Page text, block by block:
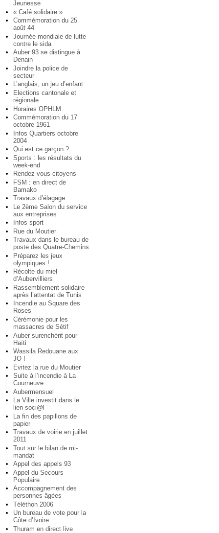
Jeunesse
« Café solidaire »
Commémoration du 25
août 44
Journée mondiale de lutte
contre le sida
Auber 93 se distingue à
Denain
Joindre la police de
secteur
L’anglais, un jeu d’enfant
Elections cantonale et
régionale
Horaires OPHLM
Commémoration du 17
octobre 1961
Infos Quartiers octobre
2004
Qui est ce garçon ?
Sports : les résultats du
week-end
Rendez-vous citoyens
FSM : en direct de
Bamako
Travaux d’élagage
Le 2ème Salon du service
aux entreprises
Infos sport
Rue du Moutier
Travaux dans le bureau de
poste des Quatre-Chemins
Préparez les jeux
olympiques !
Récolte du miel
d’Aubervilliers
Rassemblement solidaire
après l’attentat de Tunis
Incendie au Square des
Roses
Cérémonie pour les
massacres de Sétif
Auber surenchérit pour
Haïti
Wassila Redouane aux
JO !
Evitez la rue du Moutier
Suite à l’incendie à La
Courneuve
Aubermensuel
La Ville investit dans le
lien soci@l
La fin des papillons de
papier
Travaux de voirie en juillet
2011
Tout sur le bilan de mi-
mandat
Appel des appels 93
Appel du Secours
Populaire
Accompagnement des
personnes âgées
Téléthon 2006
Un bureau de vote pour la
Côte d’Ivoire
Thuram en direct live